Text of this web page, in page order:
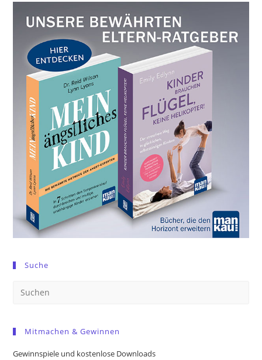
Suche
Mitmachen & Gewinnen
Gewinnspiele und kostenlose Downloads